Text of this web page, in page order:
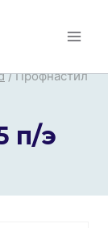
/ Профнастил
п/э